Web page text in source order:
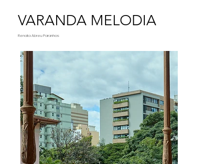
VARANDA MELODIA
Renata Abreu Paranhos